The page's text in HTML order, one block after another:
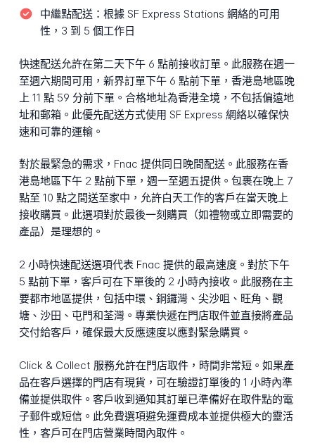
中繼點配送： 根據 SF Express Stations 網絡的可用
性，3 到 5 個工作日
快速配送允許在第二天下午 6 點前接收訂單。此服務在週一
至週六期間可用，新界訂單下午 6 點前下單，香港島地區晚
上 11 點 59 分前下單。合格地址為香港全境，不包括偏遠地
址和郵箱。此優先配送方式使用 SF Express 網絡以確保快
速和可靠的運輸。
對於最緊急的需求，Fnac 提供同日晚間配送。此服務在香
港島地區下午 2 點前下單，週一至週五提供。包裹在晚上 7
點至 10 點之間送至家中，允許白天工作的客戶在當天晚上
接收購買。此選項對於最後一刻購買（如禮物或立即需要的
產品）是理想的。
2 小時快速配送選項代表 Fnac 提供的最高速度。對於下午
5 點前下單，客戶可在下單後的 2 小時內接收。此服務在主
要都市地區提供，包括中環、銅鑼灣、尖沙咀、旺角、觀
塘、沙田、屯門和荃灣。專業快遞在門店取件並直接將產品
交付給客戶，確保最大反應速度以應對緊急購買。
Click & Collect 服務允許在門店取件，時間非常短。如果產
品在客戶選擇的門店有現貨，可在驗證訂單後的 1 小時內準
備並提供取件。客戶收到通知其訂單已準備好在取件點的電
子郵件或短信。此免費選項避免運費成本並提供極大的靈活
性，客戶可在門店營業時間內取件。